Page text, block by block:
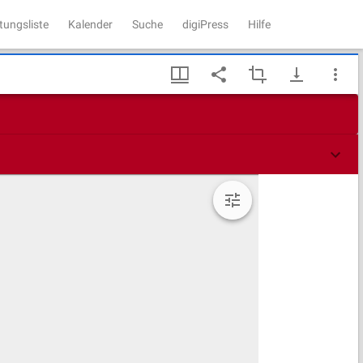
Kalender Suche digiPress Hilfe